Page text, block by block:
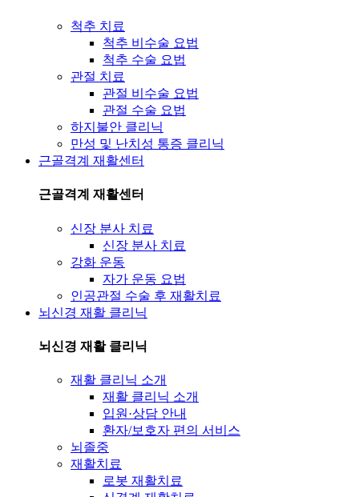
척추 치료
척추 비수술 요법
척추 수술 요법
관절 치료
관절 비수술 요법
관절 수술 요법
하지불안 클리닉
만성 및 난치성 통증 클리닉
근골격계 재활센터
근골격계 재활센터
신장 분사 치료
신장 분사 치료
강화 운동
자가 운동 요법
인공관절 수술 후 재활치료
뇌신경 재활 클리닉
뇌신경 재활 클리닉
재활 클리닉 소개
재활 클리닉 소개
입원·상담 안내
환자/보호자 편의 서비스
뇌졸중
재활치료
로봇 재활치료